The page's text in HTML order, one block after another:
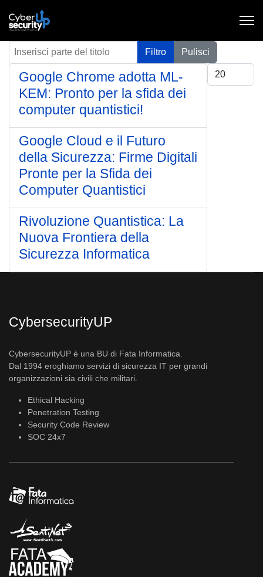
Inserisci parte del titolo Filtro
Pulisci
Visualizza #
Google Chrome adotta ML-
KEM: Pronto per la sfida dei
computer quantistici!
Google Cloud e il Futuro
della Sicurezza: Firme Digitali
Pronte per la Sfida dei
Computer Quantistici
Rivoluzione Quantistica: La
Nuova Frontiera della
Sicurezza Informatica
CybersecurityUP
CybersecurityUP è una BU di Fata Informatica.
Dal 1994 eroghiamo servizi di sicurezza IT per grandi
organizzazioni sia civili che militari.
Ethical Hacking
Penetration Testing
Security Code Review
SOC 24x7